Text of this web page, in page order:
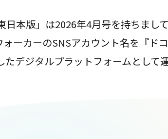
本版」は2026年4月号を持ちまし
ーカーのSNSアカウント名を『ド
デジタルプラットフォームとして